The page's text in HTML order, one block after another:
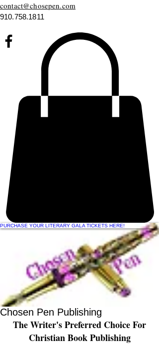
contact@chosepen.com
910.758.1811
PURCHASE YOUR LITERARY GALA TICKETS HERE!
Chosen Pen Publishing
The Writer's Preferred Choice For
Christian Book Publishing